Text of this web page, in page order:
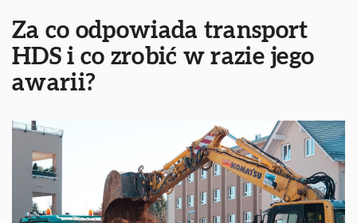
Za co odpowiada transport
HDS i co zrobić w razie jego
awarii?